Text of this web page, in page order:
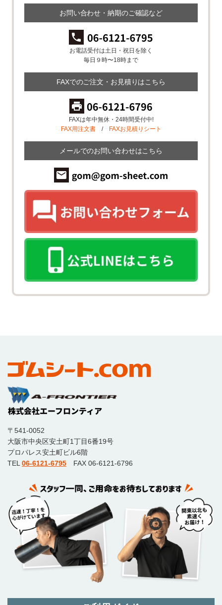
お問い合わせ・納期のご確認など
お電話受付は土日・祝日を除く
毎日９時〜18時まで
FAXでのご注文・お見積りはこちら
FAXは年中無休・24時間受付中!
FAX用注文書/ FAXお見積りシート
メールでのお問い合わせはこちら
〒541-0052
大阪市中央区安土町1丁目6番19号
プロパレス安土町ビル6階
TEL 06-6121-6795 FAX 06-6121-6796